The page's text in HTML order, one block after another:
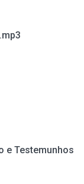
e Testemunhos